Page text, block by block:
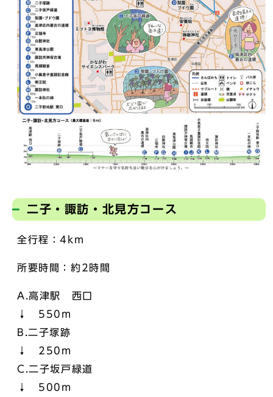
二子・諏訪・北見方コース
全行程：4km
所要時間：約2時間
A.高津駅 西口
↓ 550m
B.二子塚跡
↓ 250m
C.二子坂戸緑道
↓ 500m